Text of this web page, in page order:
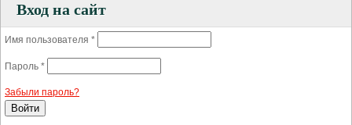
Вход на сайт
Имя пользователя *
Пароль *
Забыли пароль?